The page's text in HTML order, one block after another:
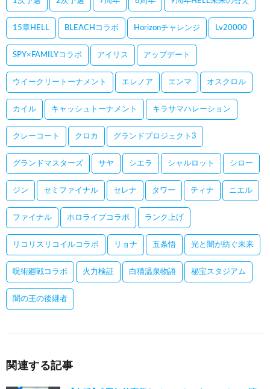
15章HELL BLEACHコラボ Horizonチャレンジ Lv20000
SPY×FAMILYコラボ アイリス アップデート
ウイークリートーナメント エレノア エンマ オスクロル
カイル キャッシュトーナメント キラサマハレーション
クレーコート クロカ グランドプロジェクト3
グランドマスターズ サヤ シエラ シャルロット シロー
ジン セミファイナル セレナ タワー ティナ ニエル
ファイナル ホロライブコラボ ランク上げ
リコリスリコイルコラボ リョナ 五条悟 光と闇が紡ぐ未来
呪術廻戦コラボ 火力検証 白猫温泉物語 秘宝スタジアム
闇の王の後継者
関連する記事